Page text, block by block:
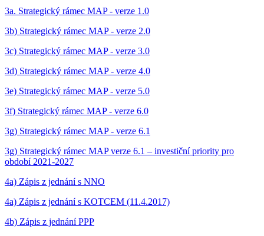
3a. Strategický rámec MAP - verze 1.0
3b) Strategický rámec MAP - verze 2.0
3c) Strategický rámec MAP - verze 3.0
3d) Strategický rámec MAP - verze 4.0
3e) Strategický rámec MAP - verze 5.0
3f) Strategický rámec MAP - verze 6.0
3g) Strategický rámec MAP - verze 6.1
3g) Strategický rámec MAP verze 6.1 – investiční priority pro
období 2021-2027
4a) Zápis z jednání s NNO
4a) Zápis z jednání s KOTCEM (11.4.2017)
4b) Zápis z jednání PPP